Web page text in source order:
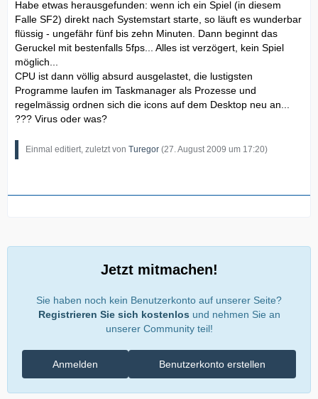
Habe etwas herausgefunden: wenn ich ein Spiel (in diesem
Falle SF2) direkt nach Systemstart starte, so läuft es wunderbar
flüssig - ungefähr fünf bis zehn Minuten. Dann beginnt das
Geruckel mit bestenfalls 5fps... Alles ist verzögert, kein Spiel
möglich...
CPU ist dann völlig absurd ausgelastet, die lustigsten
Programme laufen im Taskmanager als Prozesse und
regelmässig ordnen sich die icons auf dem Desktop neu an...
??? Virus oder was?
Einmal editiert, zuletzt von Turegor (27. August 2009 um 17:20)
Jetzt mitmachen!
Sie haben noch kein Benutzerkonto auf unserer Seite?
Registrieren Sie sich kostenlos und nehmen Sie an
unserer Community teil!
Benutzerkonto erstellen
Anmelden